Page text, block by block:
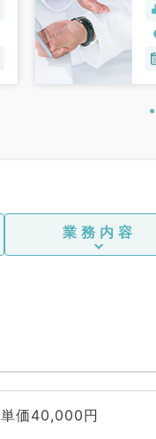
業務内容
単価40,000円